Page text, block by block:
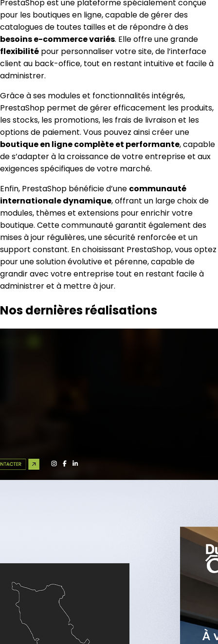
PrestaShop est une plateforme spécialement conçue
pour les boutiques en ligne, capable de gérer des
catalogues de toutes tailles et de répondre à des
besoins e-commerce variés. Elle offre une grande
flexibilité pour personnaliser votre site, de l’interface
client au back-office, tout en restant intuitive et facile à
administrer.
Grâce à ses modules et fonctionnalités intégrés,
PrestaShop permet de gérer efficacement les produits,
les stocks, les promotions, les frais de livraison et les
options de paiement. Vous pouvez ainsi créer une
boutique en ligne complète et performante, capable
de s’adapter à la croissance de votre entreprise et aux
exigences spécifiques de votre marché.
Enfin, PrestaShop bénéficie d’une communauté
internationale dynamique, offrant un large choix de
modules, thèmes et extensions pour enrichir votre
boutique. Cette communauté garantit également des
mises à jour régulières, une sécurité renforcée et un
support constant. En choisissant PrestaShop, vous optez
pour une solution évolutive et pérenne, capable de
grandir avec votre entreprise tout en restant facile à
administrer et à mettre à jour.
Nos dernières réalisations